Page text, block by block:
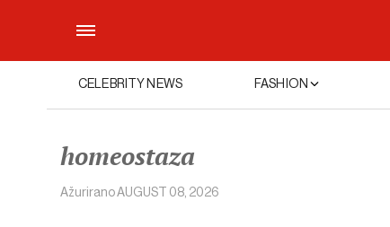
CELEBRITY NEWS FASHION
homeostaza
AžuriranoAUGUST 08, 2026